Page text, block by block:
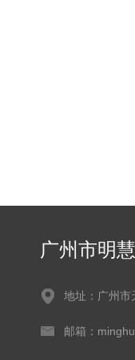
广州市明
地址：广州市
邮箱：